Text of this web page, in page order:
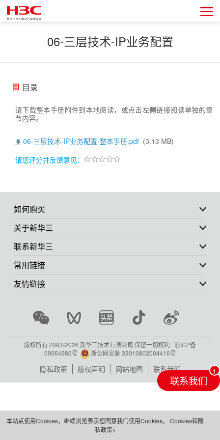
06-三层技术-IP业务配置
目录
请下载整本手册附件到本地阅读，或点击左侧链接阅读单独的章
节内容。
06-三层技术-IP业务配置-整本手册.pdf (3.13 MB)
请您评分并反馈意见：
如何购买
关于新华三
联系新华三
常用链接
友情链接
版权所有 2003-2026 新华三技术有限公司.保留一切权利. 浙ICP备
09064986号
浙公网安备 33010802004416号
隐私政策 版权声明 网站地图 联系我们
联系我们
本站点使用Cookies，继续浏览表示您同意我们使用Cookies。 Cookies和隐
私政策>